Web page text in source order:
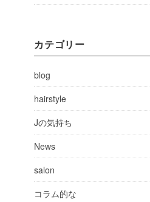
カテゴリー
blog
hairstyle
Jの気持ち
News
salon
コラム的な